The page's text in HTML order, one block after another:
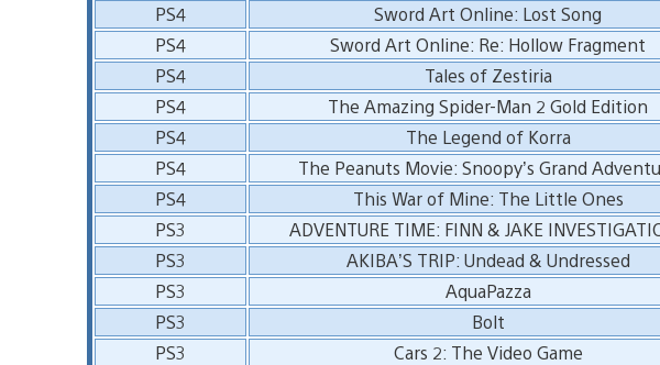
PS4
Sword Art Online: Lost Song
PS4
Sword Art Online: Re: Hollow Fragment
PS4
Tales of Zestiria
PS4
The Amazing Spider-Man 2 Gold Edition
PS4
The Legend of Korra
PS4
The Peanuts Movie: Snoopy’s Grand
PS4
This War of Mine: The Little Ones
PS3
ADVENTURE TIME: FINN & JAKE
PS3
AKIBA’S TRIP: Undead & Undressed
PS3
AquaPazza
PS3
Bolt
PS3
Cars 2: The Video Game